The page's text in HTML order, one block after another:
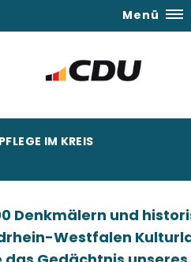
Menü
IM KREIS
Denkmälern und
Westfalen